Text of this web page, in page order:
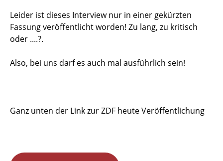
Leider ist dieses Interview nur in einer gekürzten
Fassung veröffentlicht worden! Zu lang, zu kritisch
oder ....?.
Also, bei uns darf es auch mal ausführlich sein!
Ganz unten der Link zur ZDF heute Veröffentlichung